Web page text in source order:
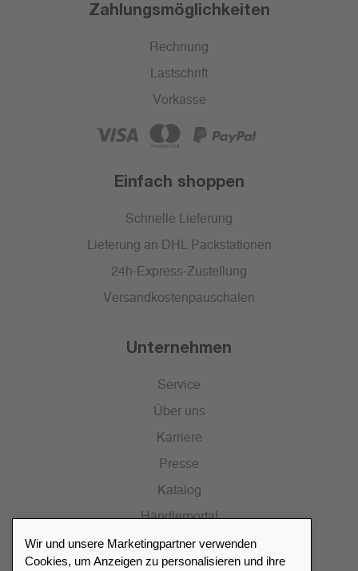
Zahlungsmöglichkeiten
Rechnung
Lastschrift
Vorkasse
Einfach shoppen
Schnelle Lieferung
Lieferung an DHL Packstationen
24h-Express-Zustellung
Versandkostenpauschalen
Unternehmen
Service
Über uns
Karriere
Presse
Katalog
Händlerportal
Wir und unsere Marketingpartner verwenden
Cookies, um Anzeigen zu personalisieren und ihre